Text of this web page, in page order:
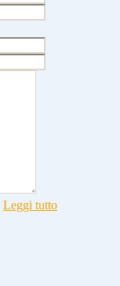
Leggi tutto